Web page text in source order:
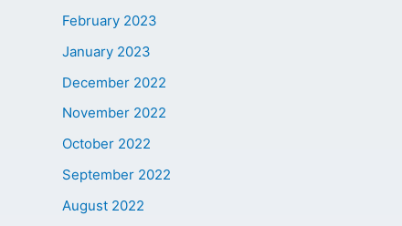
February 2023
January 2023
December 2022
November 2022
October 2022
September 2022
August 2022